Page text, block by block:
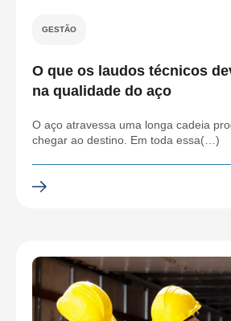
GESTÃO
O que os laudos técnicos
na qualidade do aço
O aço atravessa uma longa cadeia
chegar ao destino. Em toda essa(…)